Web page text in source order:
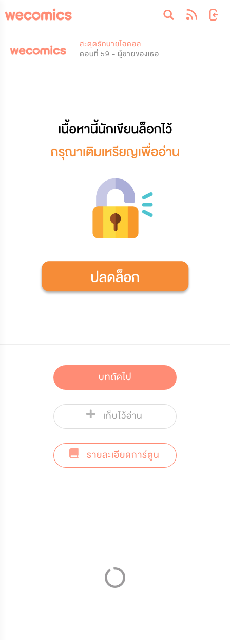
สะดุดรักนายไอดอล
ตอนที่ 59 - ผู้ชายของเธอ
บทถัดไป
เก็บไว้อ่าน
รายละเอียดการ์ตูน